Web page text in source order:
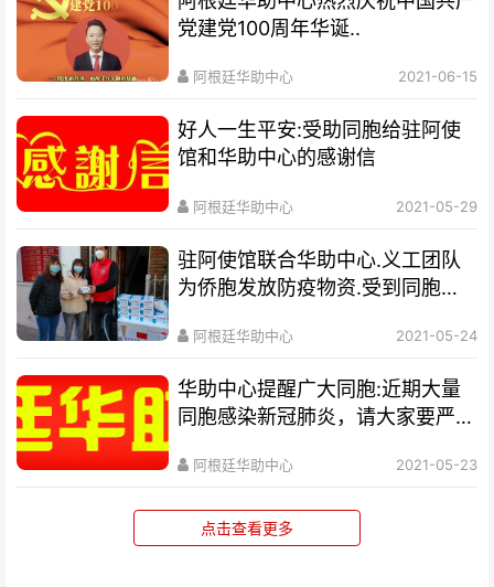
党建党100周年华诞..
阿根廷华助中心 2021-06-15
好人一生平安:受助同胞给驻阿使
馆和华助中心的感谢信
阿根廷华助中心 2021-05-29
驻阿使馆联合华助中心.义工团队
为侨胞发放防疫物资.受到同胞赞
阿根廷华助中心 2021-05-24
华助中心提醒广大同胞:近期大量
同胞感染新冠肺炎，请大家要严格
阿根廷华助中心 2021-05-23
点击查看更多